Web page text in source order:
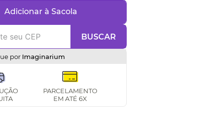
Adicionar à Sacola
BUSCAR
por Imaginarium
PARCELAMENTO
EM ATÉ 6X